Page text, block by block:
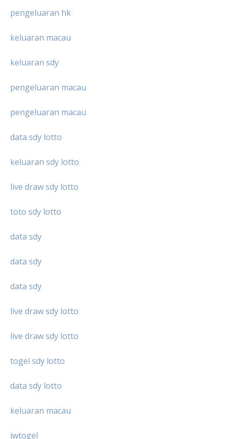
pengeluaran hk
keluaran macau
keluaran sdy
pengeluaran macau
pengeluaran macau
data sdy lotto
keluaran sdy lotto
live draw sdy lotto
toto sdy lotto
data sdy
data sdy
data sdy
live draw sdy lotto
live draw sdy lotto
togel sdy lotto
data sdy lotto
keluaran macau
jwtogel